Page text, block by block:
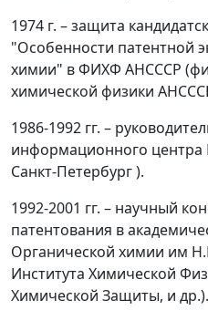
1974 г. – защита
"Особенности патентной
химии" в ФИХФ АНСССР
химической физики
1986-1992 гг. –
информационного центра
Санкт-Петербург ).
1992-2001 гг. – научный
патентования в
Органической химии им
Института Химической
Химической Защиты, и др.).